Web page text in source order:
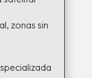
zonas sin